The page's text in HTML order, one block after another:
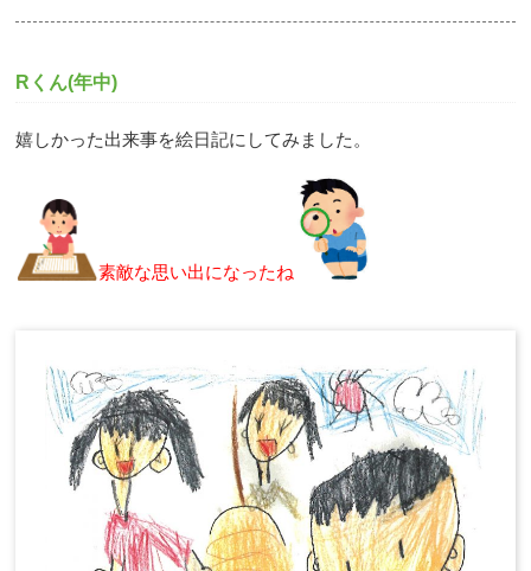
Rくん(年中)
嬉しかった出来事を絵日記にしてみました。
素敵な思い出になったね